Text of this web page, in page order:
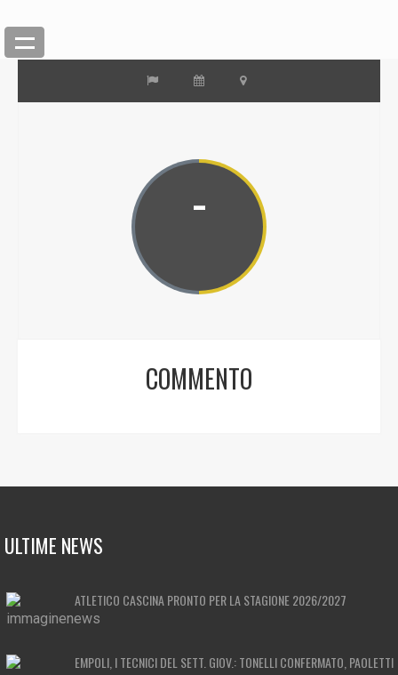
-
COMMENTO
ULTIME NEWS
ATLETICO CASCINA PRONTO PER LA STAGIONE 2026/2027
EMPOLI, I TECNICI DEL SETT. GIOV.: TONELLI CONFERMATO, PAOLETTI